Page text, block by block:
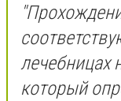
"
лечебницах
который